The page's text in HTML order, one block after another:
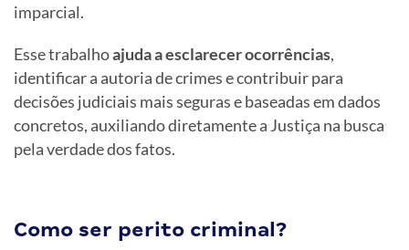
imparcial.
Esse trabalhoajuda a esclarecer ocorrências,
identificar a autoria de crimes e contribuir para
decisões judiciais mais seguras e baseadas em dados
concretos, auxiliando diretamente a Justiça na busca
pela verdade dos fatos.
Como ser perito criminal?